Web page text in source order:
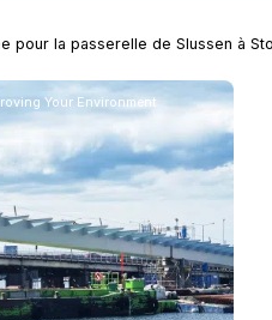
Swedish
Norwegian
French
Estonian
Finnish
Danish
pour la passerelle de Slussen à
Your Environment